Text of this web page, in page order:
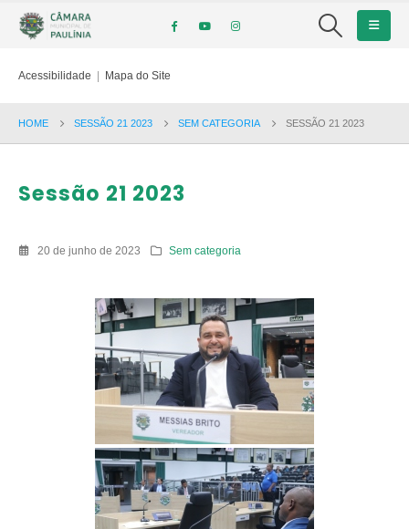
Acessibilidade | Mapa do Site
HOME SESSÃO 21 2023 SEM CATEGORIA SESSÃO 21 2023
Sessão 21 2023
20 de junho de 2023 Sem categoria